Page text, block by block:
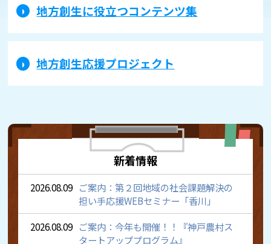
地方創生に役立つコンテンツ集
地方創生応援プロジェクト
新着情報
2026.08.09 ご案内：第２回地域の社会課題解決の
担い手応援WEBセミナー「香川」
2026.08.09 ご案内：今年も開催！！『神戸農村ス
タートアッププログラム』